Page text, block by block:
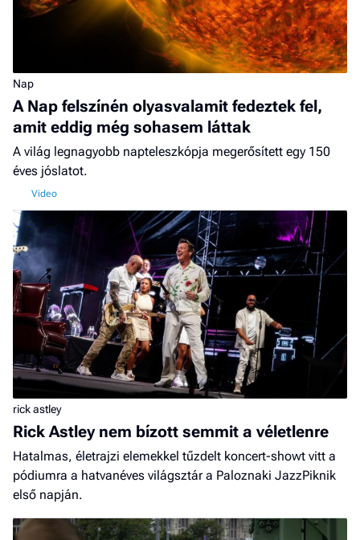
Nap
A Nap felszínén olyasvalamit fedeztek fel,
amit eddig még sohasem láttak
A világ legnagyobb napteleszkópja megerősített egy 150
éves jóslatot.
rick astley
Rick Astley nem bízott semmit a véletlenre
Hatalmas, életrajzi elemekkel tűzdelt koncert-showt vitt a
pódiumra a hatvanéves világsztár a Paloznaki JazzPiknik
első napján.